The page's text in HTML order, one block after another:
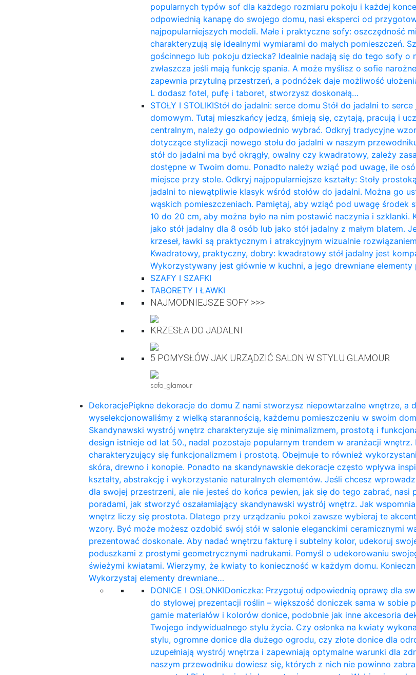
popularnych typów sof dla każdego rozmiaru pokoju i każdej
odpowiednią kanapę do swojego domu, nasi eksperci od
najpopularniejszych modeli. Małe i praktyczne sofy: oszczędność
charakteryzują się idealnymi wymiarami do małych pomieszczeń.
gościnnego lub pokoju dziecka? Idealnie nadają się do tego sofy o
zwłaszcza jeśli mają funkcję spania. A może myślisz o sofie
zapewnia przytulną przestrzeń, a podnóżek daje możliwość
L dodasz fotel, pufę i taboret, stworzysz doskonałą…
STOŁY I STOLIKIStół do jadalni: serce domu Stół do jadalni to
domowym. Tutaj mieszkańcy jedzą, śmieją się, czytają, pracują i
centralnym, należy go odpowiednio wybrać. Odkryj tradycyjne
dotyczące stylizacji nowego stołu do jadalni w naszym
stół do jadalni ma być okrągły, owalny czy kwadratowy, zależy
dostępne w Twoim domu. Ponadto należy wziąć pod uwagę, ile
miejsce przy stole. Odkryj najpopularniejsze kształty: Stoły
jadalni to niewątpliwie klasyk wśród stołów do jadalni. Można go
wąskich pomieszczeniach. Pamiętaj, aby wziąć pod uwagę środek
10 do 20 cm, aby można było na nim postawić naczynia i szklanki.
jako stół jadalny dla 8 osób lub jako stół jadalny z małym blatem.
krzeseł, ławki są praktycznym i atrakcyjnym wizualnie
Kwadratowy, praktyczny, dobry: kwadratowy stół jadalny jest
Wykorzystywany jest głównie w kuchni, a jego drewniane
SZAFY I SZAFKI
TABORETY I ŁAWKI
NAJMODNIEJSZE SOFY >>>
KRZESŁA DO JADALNI
5 POMYSŁÓW JAK URZĄDZIĆ SALON W STYLU GLAMOUR
sofa_glamour
DekoracjePiękne dekoracje do domu Z nami stworzysz niepowtarzalne wnętrze, a
wyselekcjonowaliśmy z wielką starannością, każdemu pomieszczeniu w swoim
Skandynawski wystrój wnętrz charakteryzuje się minimalizmem, prostotą i
design istnieje od lat 50., nadal pozostaje popularnym trendem w aranżacji
charakteryzujący się funkcjonalizmem i prostotą. Obejmuje to również
skóra, drewno i konopie. Ponadto na skandynawskie dekoracje często wpływa
kształty, abstrakcję i wykorzystanie naturalnych elementów. Jeśli chcesz
dla swojej przestrzeni, ale nie jesteś do końca pewien, jak się do tego zabrać, nasi
poradami, jak stworzyć oszałamiający skandynawski wystrój wnętrz. Jak
wnętrz liczy się prostota. Dlatego przy urządzaniu pokoi zawsze wybieraj te
wzory. Być może możesz ozdobić swój stół w salonie eleganckimi ceramicznymi
prezentować doskonale. Aby nadać wnętrzu fakturę i subtelny kolor, udekoruj
poduszkami z prostymi geometrycznymi nadrukami. Pomyśl o udekorowaniu
świeżymi kwiatami. Wierzymy, że kwiaty to konieczność w każdym domu.
Wykorzystaj elementy drewniane…
DONICE I OSŁONKIDoniczka: Przygotuj odpowiednią oprawę dla
do stylowej prezentacji roślin – większość doniczek sama w sobie
gamie materiałów i kolorów donice, podobnie jak inne akcesoria
Twojego indywidualnego stylu życia. Czy osłonka na kwiaty
stylu, ogromne donice dla dużego ogrodu, czy złote donice dla
uzupełniają wystrój wnętrza i zapewniają optymalne warunki dla
naszym przewodniku dowiesz się, których z nich nie powinno